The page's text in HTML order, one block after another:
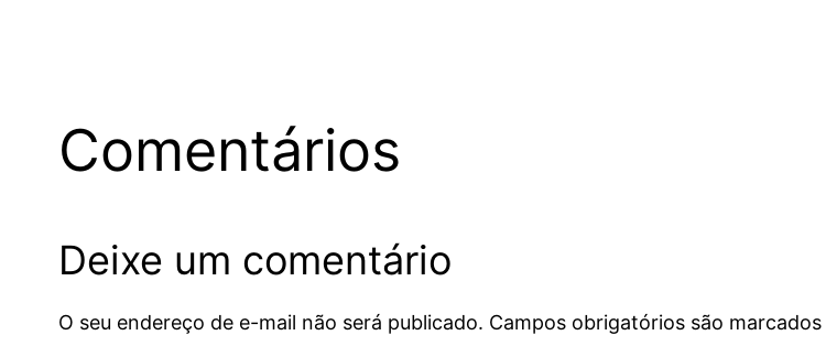
Comentários
Deixe um comentário
O seu endereço de e-mail não será publicado. Campos obrigatórios são marcados